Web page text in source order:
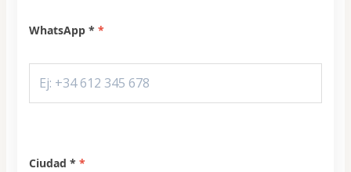
WhatsApp *
Ciudad *